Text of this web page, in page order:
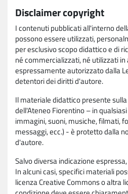
Disclaimer copyright
I contenuti pubblicati all'interno
possono essere utilizzati,
per esclusivo scopo didattico e di
né commercializzati, né utilizzati
espressamente autorizzato dalla
detentori dei diritti d'autore.
Il materiale didattico presente
dell'Ateneo Fiorentino – in
immagini, suoni, musiche, filmati,
messaggi, ecc.) - è protetto dalla
d'autore.
Salvo diversa indicazione
In alcuni casi, specifici materiali
licenza Creative Commons o altra